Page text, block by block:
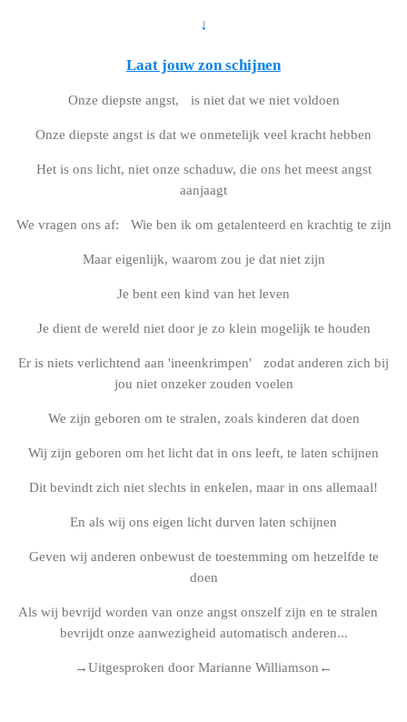
↓
Laat jouw zon schijnen
Onze diepste angst, is niet dat we niet voldoen
Onze diepste angst is dat we onmetelijk veel kracht hebben
Het is ons licht, niet onze schaduw, die ons het meest angst
aanjaagt
We vragen ons af: Wie ben ik om getalenteerd en krachtig te zijn
Maar eigenlijk, waarom zou je dat niet zijn
Je bent een kind van het leven
Je dient de wereld niet door je zo klein mogelijk te houden
Er is niets verlichtend aan 'ineenkrimpen' zodat anderen zich bij
jou niet onzeker zouden voelen
We zijn geboren om te stralen, zoals kinderen dat doen
Wij zijn geboren om het licht dat in ons leeft, te laten schijnen
Dit bevindt zich niet slechts in enkelen, maar in ons allemaal!
En als wij ons eigen licht durven laten schijnen
Geven wij anderen onbewust de toestemming om hetzelfde te
doen
Als wij bevrijd worden van onze angst onszelf zijn en te stralen
bevrijdt onze aanwezigheid automatisch anderen...
→Uitgesproken door Marianne Williamson←